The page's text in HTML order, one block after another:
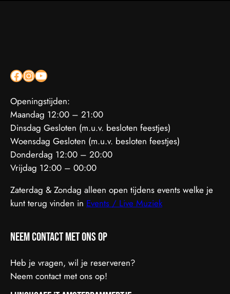
Facebook InstagramYouTube
Openingstijden:
Maandag 12:00 – 21:00
Dinsdag Gesloten (m.u.v. besloten feestjes)
Woensdag Gesloten (m.u.v. besloten feestjes)
Donderdag 12:00 – 20:00
Vrijdag 12:00 – 00:00
Zaterdag & Zondag alleen open tijdens events welke je
kunt terug vinden in Events / Live Muziek
Neem contact met ons op
Heb je vragen, wil je reserveren?
Neem contact met ons op!